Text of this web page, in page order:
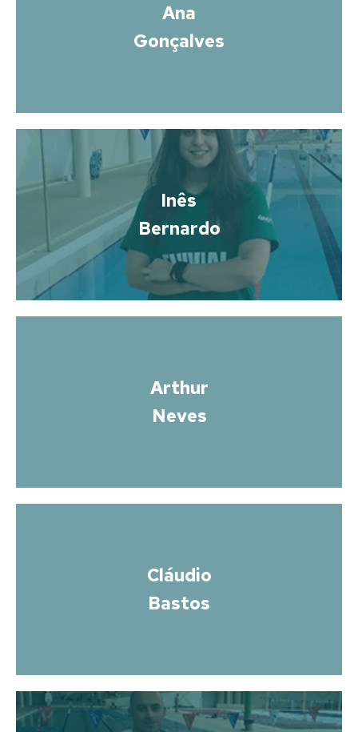
Ana
Gonçalves
Inês
Bernardo
Arthur
Neves
Cláudio
Bastos